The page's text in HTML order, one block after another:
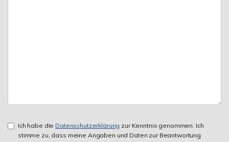
Ich habe die Datenschutzerklärung zur Kenntnis genommen. Ich
stimme zu, dass meine Angaben und Daten zur Beantwortung